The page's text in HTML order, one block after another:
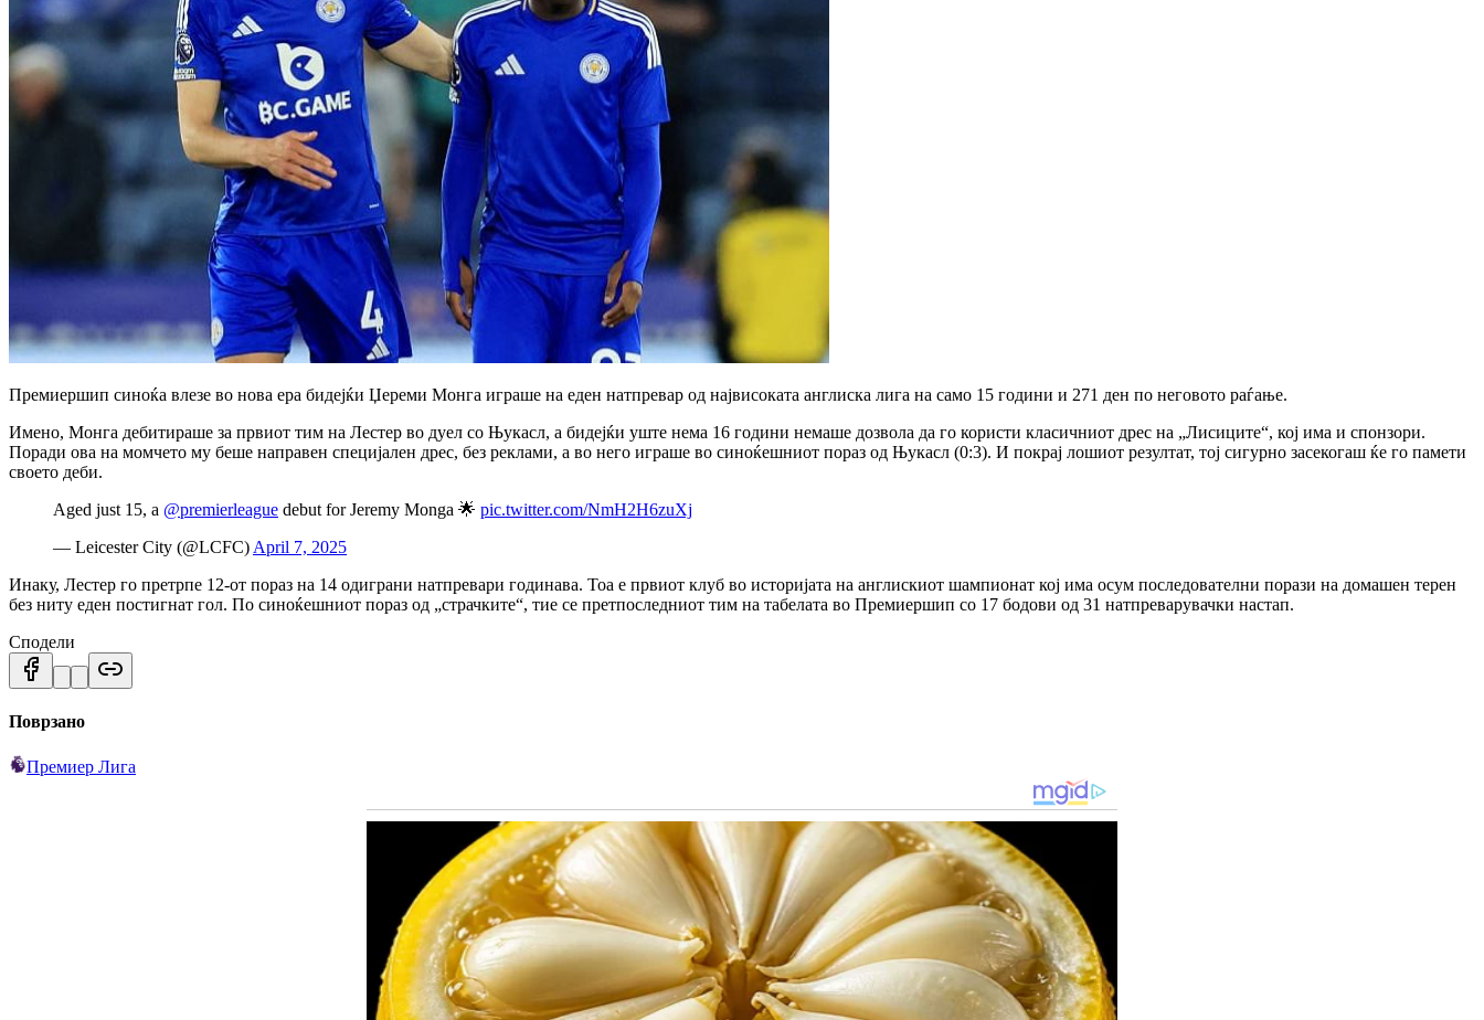
Премиершип синоќа влезе во нова ера бидејќи Џереми Монга играше на еден натпревар од највисоката англиска лига на само 15 години и 271 ден по неговото раѓање.
Имено, Монга дебитираше за првиот тим на Лестер во дуел со Њукасл, а бидејќи уште нема 16 години немаше дозвола да го користи класичниот дрес на „Лисиците“, кој има и спонзори.
Поради ова на момчето му беше направен специјален дрес, без реклами, а во него играше во синоќешниот пораз од Њукасл (0:3). И покрај лошиот резултат, тој сигурно засекогаш ќе го памети
своето деби.
Aged just 15, a @premierleague debut for Jeremy Monga 🌟 pic.twitter.com/NmH2H6zuXj
— Leicester City (@LCFC) April 7, 2025
Инаку, Лестер го претрпе 12-от пораз на 14 одиграни натпревари годинава. Тоа е првиот клуб во историјата на англискиот шампионат кој има осум последователни порази на домашен терен
без ниту еден постигнат гол. По синоќешниот пораз од „страчките“, тие се претпоследниот тим на табелата во Премиершип со 17 бодови од 31 натпреварувачки настап.
Сподели
Поврзано
Премиер Лига